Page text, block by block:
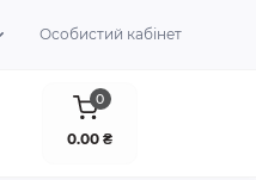
Особистий кабінет
0
0.00 ₴